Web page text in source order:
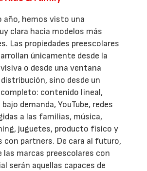
año, hemos visto una
clara hacia modelos más
Las propiedades preescolares
únicamente desde la
o desde una ventana
sino desde un
contenido lineal,
demanda, YouTube, redes
a las familias, música,
juguetes, producto físico y
con partners. De cara al futuro,
las marcas preescolares con
serán aquellas capaces de